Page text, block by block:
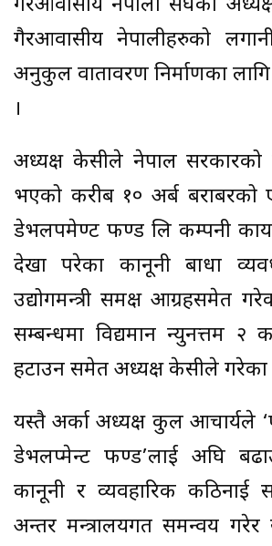
गैरआवासीय नेपाली संघका
गैरआवासीय नेपालीहरुको
अनुकुल वातावरण निर्माणका
।
अध्यक्ष केसीले नेपाल सरकारको
भएको करीब १० अर्ब
डेभलपमेण्ट फण्ड लि कम्पनी
देखा परेका कानूनी बाधा
उद्योगमन्त्री समक्ष आग्रहसमेत
सम्बन्धमा विद्यमान न्युनत्तम २
हटाउन समेत अध्यक्ष केसीले
यस्तै अर्का अध्यक्ष कुल आचार्यले
डेभलप्मेन्ट फण्ड’लाई अघि
कानूनी र व्यवहारिक कठिनाई
अन्तर मन्त्रालयगत समन्वय गरेर